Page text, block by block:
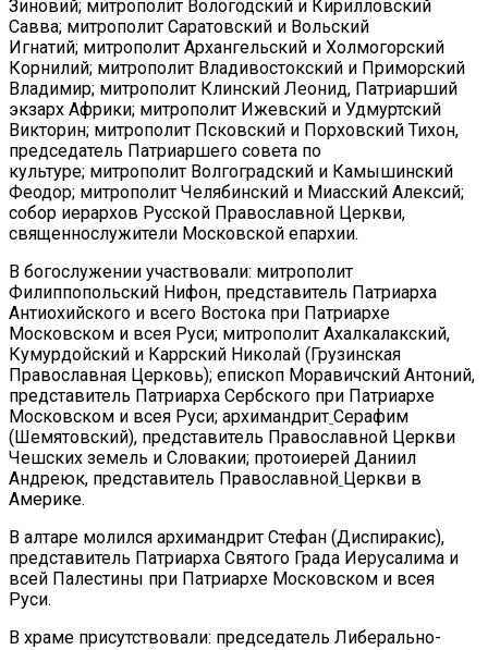
Зиновий; митрополит Вологодский и Кирилловский
Савва; митрополит Саратовский и Вольский
Игнатий; митрополит Архангельский и Холмогорский
Корнилий; митрополит Владивостокский и Приморский
Владимир; митрополит Клинский Леонид, Патриарший
экзарх Африки; митрополит Ижевский и Удмуртский
Викторин; митрополит Псковский и Порховский Тихон,
председатель Патриаршего совета по
культуре; митрополит Волгоградский и Камышинский
Феодор; митрополит Челябинский и Миасский Алексий;
собор иерархов Русской Православной Церкви,
священнослужители Московской епархии.
В богослужении участвовали: митрополит
Филиппопольский Нифон, представитель Патриарха
Антиохийского и всего Востока при Патриархе
Московском и всея Руси; митрополит Ахалкалакский,
Кумурдойский и Каррский Николай (Грузинская
Православная Церковь); епископ Моравичский Антоний,
представитель Патриарха Сербского при Патриархе
Московском и всея Руси; архимандрит Серафим
(Шемятовский), представитель Православной Церкви
Чешских земель и Словакии; протоиерей Даниил
Андреюк, представитель Православной Церкви в
Америке.
В алтаре молился архимандрит Стефан (Диспиракис),
представитель Патриарха Святого Града Иерусалима и
всей Палестины при Патриархе Московском и всея
Руси.
В храме присутствовали: председатель Либерально-